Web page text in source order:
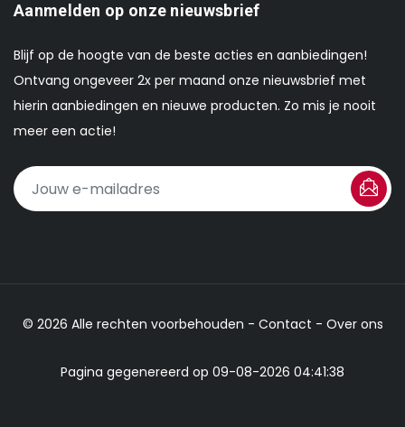
Aanmelden op onze nieuwsbrief
Blijf op de hoogte van de beste acties en aanbiedingen!
Ontvang ongeveer 2x per maand onze nieuwsbrief met
hierin aanbiedingen en nieuwe producten. Zo mis je nooit
meer een actie!
© 2026 Alle rechten voorbehouden - Contact - Over ons
Pagina gegenereerd op 09-08-2026 04:41:38